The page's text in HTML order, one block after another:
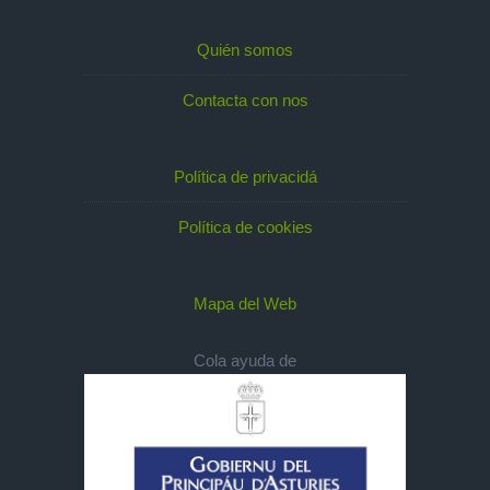
Quién somos
Contacta con nos
Política de privacidá
Política de cookies
Mapa del Web
Cola ayuda de